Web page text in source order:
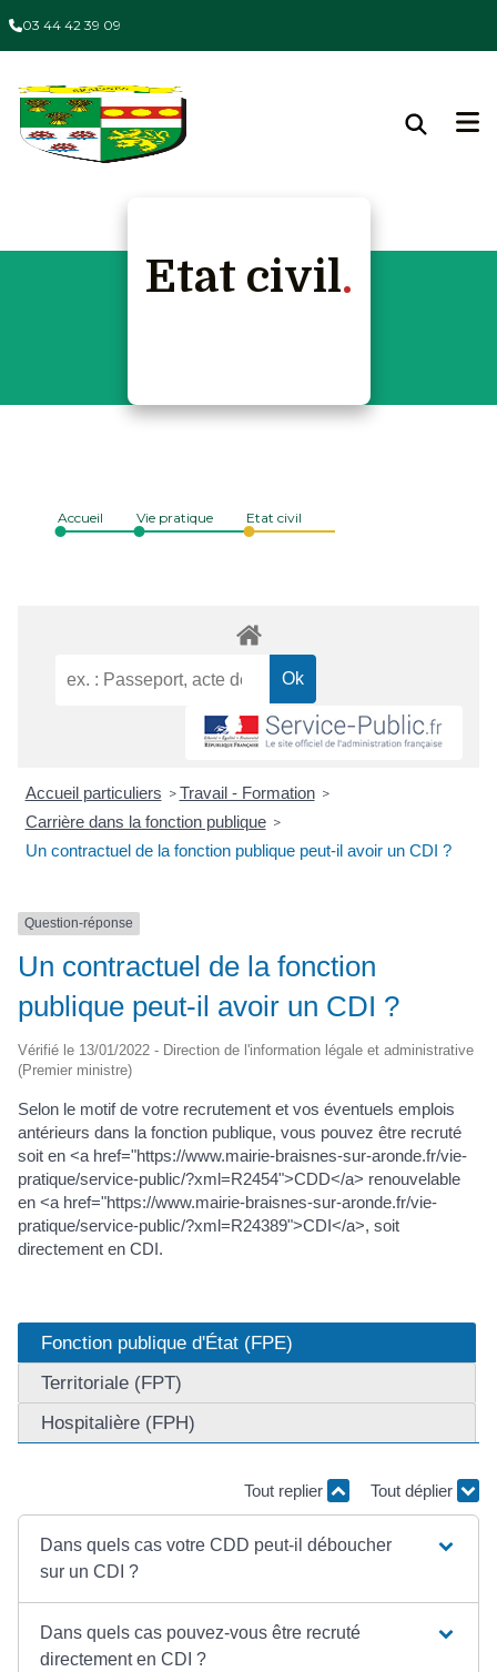
03 44 42 39 09
Etat civil
Accueil Vie pratique Etat civil
Accueil particuliers > Travail - Formation >
Carrière dans la fonction publique >
Un contractuel de la fonction publique peut-il avoir un CDI ?
Question-réponse
Un contractuel de la fonction
publique peut-il avoir un CDI ?
Vérifié le 13/01/2022 - Direction de l'information légale et administrative
(Premier ministre)
Selon le motif de votre recrutement et vos éventuels emplois
antérieurs dans la fonction publique, vous pouvez être recruté
soit en <a href="https://www.mairie-braisnes-sur-aronde.fr/vie-
pratique/service-public/?xml=R2454">CDD</a> renouvelable
en <a href="https://www.mairie-braisnes-sur-aronde.fr/vie-
pratique/service-public/?xml=R24389">CDI</a>, soit
directement en CDI.
Fonction publique d'État (FPE)
Territoriale (FPT)
Hospitalière (FPH)
Tout replier Tout déplier
Dans quels cas votre CDD peut-il déboucher
sur un CDI ?
Dans quels cas pouvez-vous être recruté
directement en CDI ?